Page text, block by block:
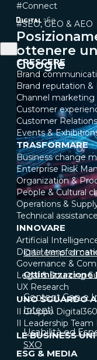
CRESCERE
Brand
Brand reputation &
Channel
Customer
Customer
Events &
TRASFORMARE
Business change
Enterprise Risk
Organization &
People & Cultural
Operations &
Technical
INNOVARE
Artificial
Digital
Governance &
Legal & Sourcing
UX Research
UNO SGUARDO
Il Gruppo Digital360
Il Leadership Team
LE BUSINESS
ESG & MEDIA
#Connect
#SEO, GEO & AEO
ottenere
Google
Dai tempi di
Ottimizzazione
Content Gap e
Intent)
Usabilità ed
SXO